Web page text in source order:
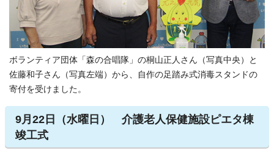
ボランティア団体「森の合唱隊」の桐山正人さん（写真中央）と
佐藤和子さん（写真左端）から、自作の足踏み式消毒スタンドの
寄付を受けました。
9月22日（水曜日） 介護老人保健施設ピエタ棟
竣工式